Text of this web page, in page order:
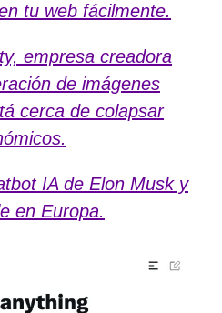
tu web fácilmente.
empresa creadora
de imágenes
cerca de colapsar
IA de Elon Musk y
en Europa.